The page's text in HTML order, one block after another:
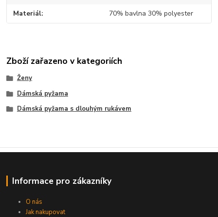
Materiál 70% bavlna 30% polyester
Zboží zařazeno v kategoriích
Ženy
Dámská pyžama
Dámská pyžama s dlouhým rukávem
Informace pro zákazníky
O nás
Jak nakupovat